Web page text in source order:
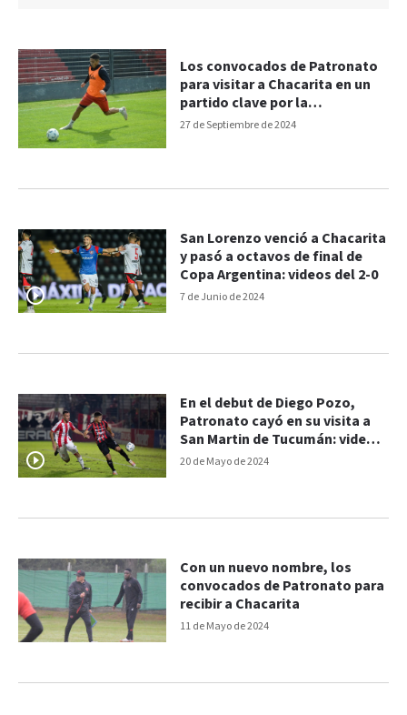
27 de Septiembre de 2024
Los convocados de Patronato
para visitar a Chacarita en un
partido clave por la
permanencia
7 de Junio de 2024
San Lorenzo venció a Chacarita
y pasó a octavos de final de
Copa Argentina: videos del 2-0
20 de Mayo de 2024
En el debut de Diego Pozo,
Patronato cayó en su visita a
San Martin de Tucumán: videos
del 2-0
11 de Mayo de 2024
Con un nuevo nombre, los
convocados de Patronato para
recibir a Chacarita